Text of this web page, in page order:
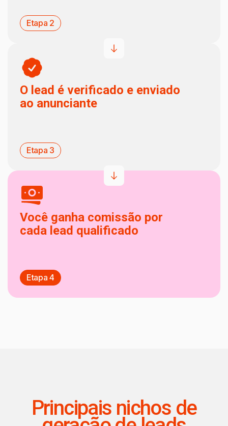
Etapa 2
O lead é verificado e enviado
ao anunciante
Etapa 3
Você ganha comissão por
cada lead qualificado
Etapa 4
Principais nichos de